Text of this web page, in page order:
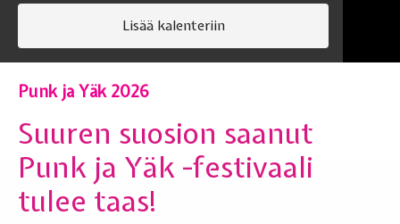
Lisää kalenteriin
Punk ja Yäk 2026
Suuren suosion saanut
Punk ja Yäk -festivaali
tulee taas!